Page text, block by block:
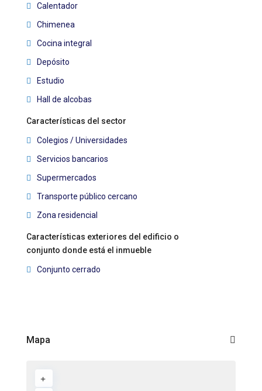
Calentador
Chimenea
Cocina integral
Depósito
Estudio
Hall de alcobas
Características del sector
Colegios / Universidades
Servicios bancarios
Supermercados
Transporte público cercano
Zona residencial
Características exteriores del edificio o
conjunto donde está el inmueble
Conjunto cerrado
Mapa